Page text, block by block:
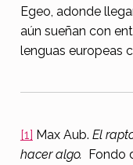
Egeo, adonde
aún sueñan con
lenguas europeas
[1] Max Aub. El
hacer algo. Fondo